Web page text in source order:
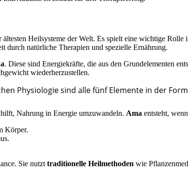
ältesten Heilsysteme der Welt. Es spielt eine wichtige Rolle
durch natürliche Therapien und spezielle Ernährung.
. Diese sind Energiekräfte, die aus den Grundelementen
wiederherzustellen.
Physiologie sind alle fünf Elemente in der
Nahrung in Energie umzuwandeln. Ama entsteht,
Körper.
Sie nutzttraditionelle Heilmethoden wie